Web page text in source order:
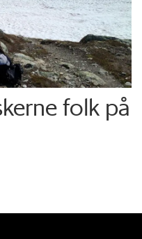
folk på